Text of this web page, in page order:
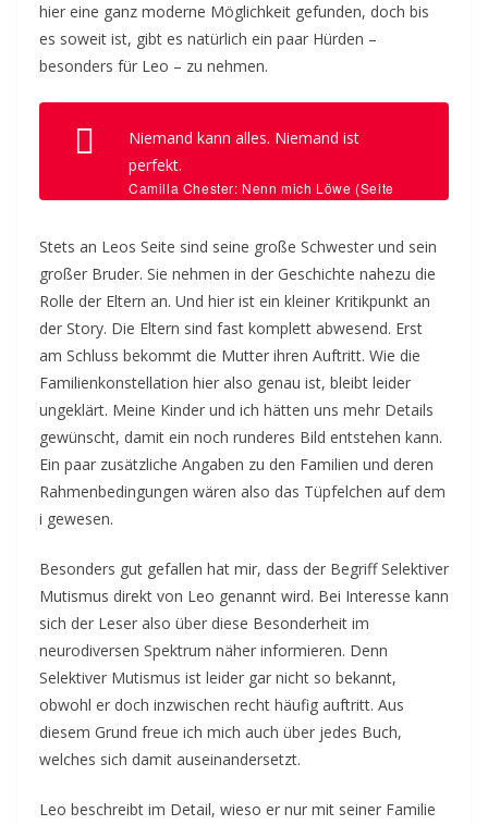
hier eine ganz moderne Möglichkeit gefunden, doch bis
es soweit ist, gibt es natürlich ein paar Hürden –
besonders für Leo – zu nehmen.
Niemand kann alles. Niemand ist
perfekt.
Camilla Chester: Nenn mich Löwe (Seite
97)
Stets an Leos Seite sind seine große Schwester und sein
großer Bruder. Sie nehmen in der Geschichte nahezu die
Rolle der Eltern an. Und hier ist ein kleiner Kritikpunkt an
der Story. Die Eltern sind fast komplett abwesend. Erst
am Schluss bekommt die Mutter ihren Auftritt. Wie die
Familienkonstellation hier also genau ist, bleibt leider
ungeklärt. Meine Kinder und ich hätten uns mehr Details
gewünscht, damit ein noch runderes Bild entstehen kann.
Ein paar zusätzliche Angaben zu den Familien und deren
Rahmenbedingungen wären also das Tüpfelchen auf dem
i gewesen.
Besonders gut gefallen hat mir, dass der Begriff Selektiver
Mutismus direkt von Leo genannt wird. Bei Interesse kann
sich der Leser also über diese Besonderheit im
neurodiversen Spektrum näher informieren. Denn
Selektiver Mutismus ist leider gar nicht so bekannt,
obwohl er doch inzwischen recht häufig auftritt. Aus
diesem Grund freue ich mich auch über jedes Buch,
welches sich damit auseinandersetzt.
Leo beschreibt im Detail, wieso er nur mit seiner Familie